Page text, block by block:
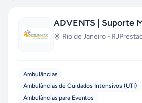
ADVENTS | Suporte
Rio de Janeiro - RJ
Ambulâncias
Ambulâncias de Cuidados Intensivos (UTI)
Ambulâncias para Eventos